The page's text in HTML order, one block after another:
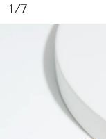
SDGs
MAGAZINE
1/7